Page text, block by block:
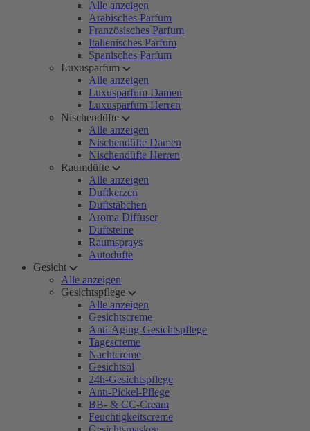
Alle anzeigen
Arabisches Parfum
Französisches Parfum
Italienisches Parfum
Spanisches Parfum
Luxusparfum
Alle anzeigen
Luxusparfum Damen
Luxusparfum Herren
Nischendüfte
Alle anzeigen
Nischendüfte Damen
Nischendüfte Herren
Raumdüfte
Alle anzeigen
Duftkerzen
Duftstäbchen
Aroma Diffuser
Duftsteine
Raumsprays
Autodüfte
Gesicht
Alle anzeigen
Gesichtspflege
Alle anzeigen
Gesichtscreme
Anti-Aging-Gesichtspflege
Tagescreme
Nachtcreme
Gesichtsöl
24h-Gesichtspflege
Anti-Pickel-Pflege
BB- & CC-Cream
Feuchtigkeitscreme